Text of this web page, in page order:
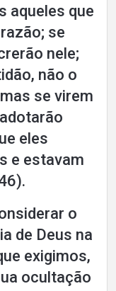
aqueles que
se
nele;
não o
se virem
eles
e estavam
o
de Deus na
exigimos,
ocultação